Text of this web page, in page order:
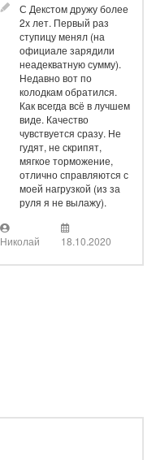
С Декстом дружу более
2х лет. Первый раз
ступицу менял (на
официале зарядили
неадекватную сумму).
Недавно вот по
колодкам обратился.
Как всегда всё в лучшем
виде. Качество
чувствуется сразу. Не
гудят, не скрипят,
мягкое торможение,
отлично справляются с
моей нагрузкой (из за
руля я не вылажу).
Николай 18.10.2020